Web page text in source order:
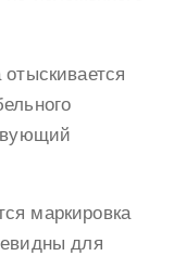
маркировка
для